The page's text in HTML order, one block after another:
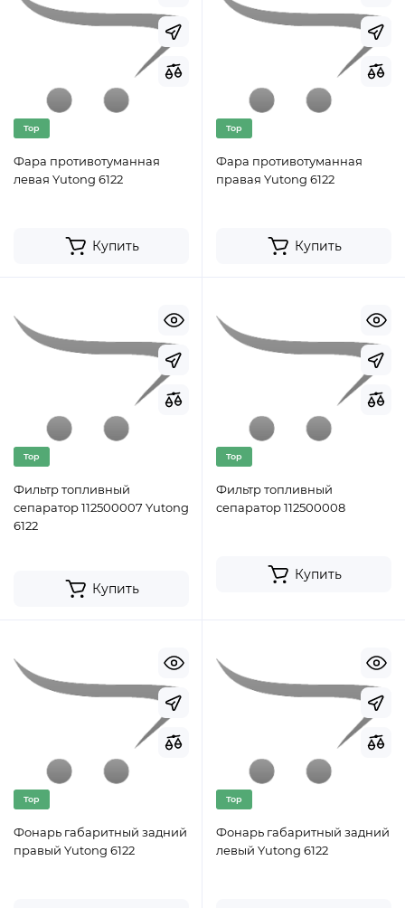
Top
Фара противотуманная
левая Yutong 6122
Купить
Top
Фара противотуманная
правая Yutong 6122
Купить
Top
Фильтр топливный
сепаратор 112500007 Yutong
6122
Купить
Top
Фильтр топливный
сепаратор 112500008
Купить
Top
Фонарь габаритный задний
правый Yutong 6122
Top
Фонарь габаритный задний
левый Yutong 6122